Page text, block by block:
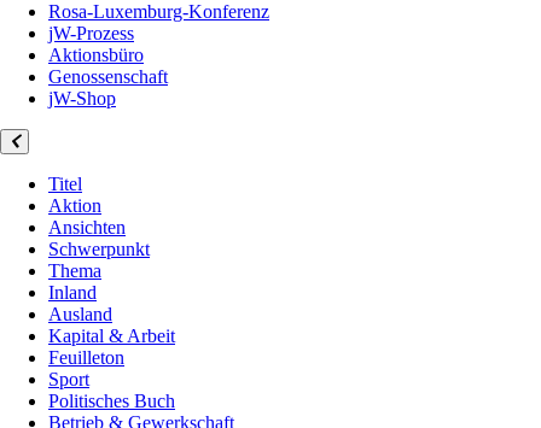
Rosa-Luxemburg-Konferenz
jW-Prozess
Aktionsbüro
Genossenschaft
jW-Shop
Titel
Aktion
Ansichten
Schwerpunkt
Thema
Inland
Ausland
Kapital & Arbeit
Feuilleton
Sport
Politisches Buch
Betrieb & Gewerkschaft